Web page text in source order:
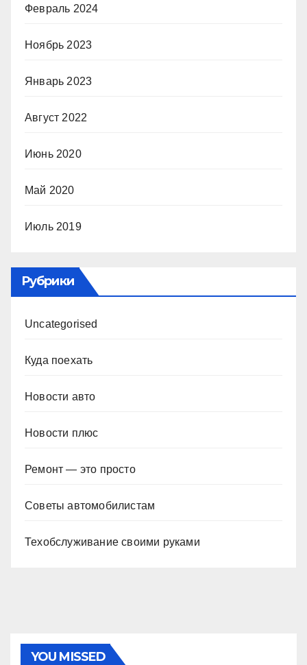
Февраль 2024
Ноябрь 2023
Январь 2023
Август 2022
Июнь 2020
Май 2020
Июль 2019
Рубрики
Uncategorised
Куда поехать
Новости авто
Новости плюс
Ремонт — это просто
Советы автомобилистам
Техобслуживание своими руками
YOU MISSED